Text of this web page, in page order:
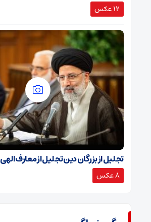
12 عکس
تجلیل از بزرگان دین تجلیل از معارف الهی
8 عکس